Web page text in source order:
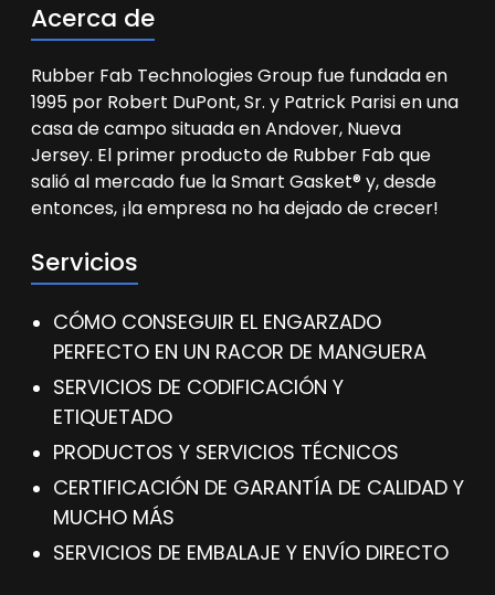
Acerca de
Rubber Fab Technologies Group fue fundada en
1995 por Robert DuPont, Sr. y Patrick Parisi en una
casa de campo situada en Andover, Nueva
Jersey. El primer producto de Rubber Fab que
salió al mercado fue la Smart Gasket® y, desde
entonces, ¡la empresa no ha dejado de crecer!
Servicios
CÓMO CONSEGUIR EL ENGARZADO
PERFECTO EN UN RACOR DE MANGUERA
SERVICIOS DE CODIFICACIÓN Y
ETIQUETADO
PRODUCTOS Y SERVICIOS TÉCNICOS
CERTIFICACIÓN DE GARANTÍA DE CALIDAD Y
MUCHO MÁS
SERVICIOS DE EMBALAJE Y ENVÍO DIRECTO